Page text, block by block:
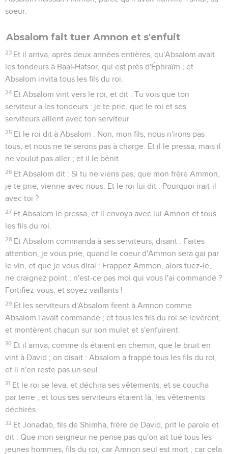
soeur.
Absalom fait tuer Amnon et s'enfuit
23 Et il arriva, après deux années entières, qu'Absalom avait
les tondeurs à Baal-Hatsor, qui est près d'Éphraïm ; et
Absalom invita tous les fils du roi.
24 Et Absalom vint vers le roi, et dit : Tu vois que ton
serviteur a les tondeurs : je te prie, que le roi et ses
serviteurs aillent avec ton serviteur.
25 Et le roi dit à Absalom : Non, mon fils, nous n'irons pas
tous, et nous ne te serons pas à charge. Et il le pressa, mais il
ne voulut pas aller ; et il le bénit.
26 Et Absalom dit : Si tu ne viens pas, que mon frère Ammon,
je te prie, vienne avec nous. Et le roi lui dit : Pourquoi irait-il
avec toi ?
27 Et Absalom le pressa, et il envoya avec lui Amnon et tous
les fils du roi.
28 Et Absalom commanda à ses serviteurs, disant : Faites
attention, je vous prie, quand le coeur d'Ammon sera gai par
le vin, et que je vous dirai : Frappez Ammon, alors tuez-le,
ne craignez point ; n'est-ce pas moi qui vous l'ai commandé ?
Fortifiez-vous, et soyez vaillants !
29 Et les serviteurs d'Absalom firent à Amnon comme
Absalom l'avait commandé ; et tous les fils du roi se levèrent,
et montèrent chacun sur son mulet et s'enfuirent.
30 Et il arriva, comme ils étaient en chemin, que le bruit en
vint à David ; on disait : Absalom a frappé tous les fils du roi,
et il n'en reste pas un seul.
31 Et le roi se leva, et déchira ses vêtements, et se coucha
par terre ; et tous ses serviteurs étaient là, les vêtements
déchirés.
32 Et Jonadab, fils de Shimha, frère de David, prit le parole et
dit : Que mon seigneur ne pense pas qu'on ait tué tous les
jeunes hommes, fils du roi, car Amnon seul est mort ; car cela